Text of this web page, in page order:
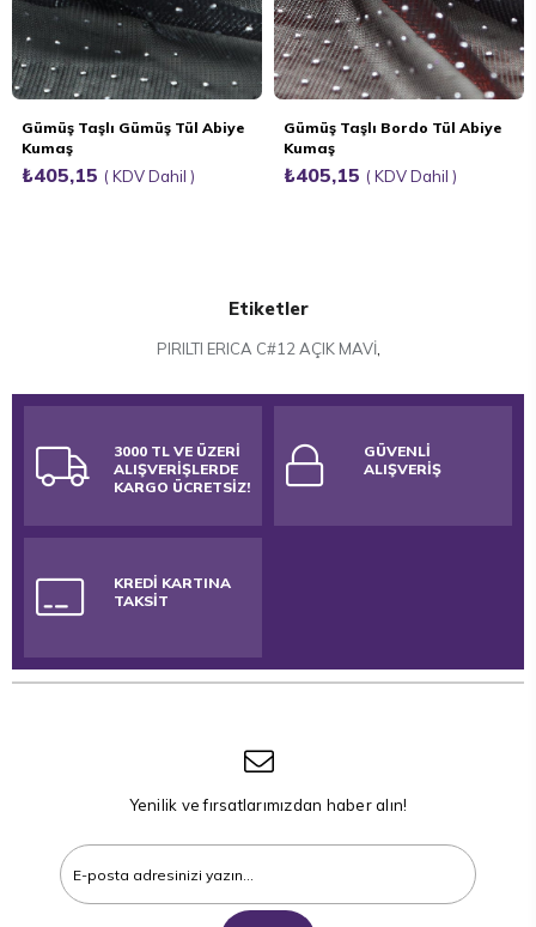
Gümüş Taşlı Gümüş Tül Abiye
Kumaş
₺405,15 KDV Dahil
Gümüş Taşlı Bordo Tül Abiye
Kumaş
₺405,15 KDV Dahil
Etiketler
PIRILTI ERICA C#12 AÇIK MAVİ,
3000 TL VE ÜZERİ
ALIŞVERİŞLERDE
KARGO ÜCRETSİZ!
GÜVENLİ
ALIŞVERİŞ
KREDİ KARTINA
TAKSİT
Yenilik ve fırsatlarımızdan haber alın!